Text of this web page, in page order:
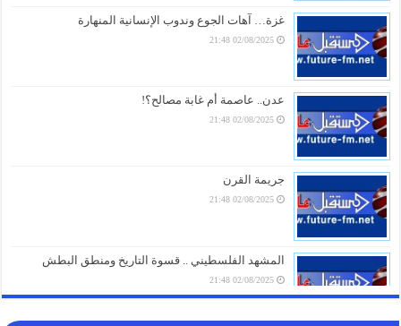
أزمة مياه طاحنة ومئات البيوت المزالة بالكامل.. السلطات اليابانية تكشف
الخسائر الثقيلة لزلزال كيوشو
05/08/2026 18:26
أزمة الخدمات والرواتب تفجر الشارع بالضالع.. هتافات تندد بـ”الوصاية
السعودية” وتتوعد بخطوات تصعيدية أوسع
05/08/2026 18:03
الغاز الأوروبي يقفز 19% في يوليو ويسجل أعلى مستوى منذ مطلع 2023
غزة… آهات الجوع وندوب الإنسانية المنهارة
02/08/2025 21:48
عدن.. عاصمة أم غابة مصالح؟!
02/08/2025 21:48
جريمة القرن
02/08/2025 21:48
المشهد الفلسطيني .. قسوة التاريخ ومنطق البطش
02/08/2025 21:48